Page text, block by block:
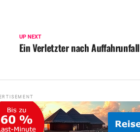
UP NEXT
Ein Verletzter nach Auffahrunfall